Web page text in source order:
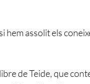
hem assolit els
de Teide, que